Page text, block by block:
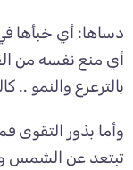
دساها: أي خبأها في
أي منع نفسه من
بالترعرع والنمو ..
وأما بذور التقوى
تبتعد عن الشمس